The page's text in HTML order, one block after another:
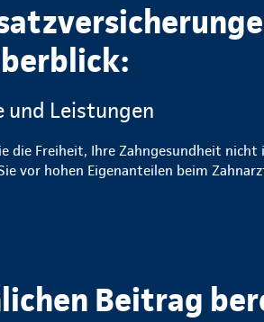
und Leistungen
die Freiheit, Ihre Zahngesundheit nicht
vor hohen Eigenanteilen beim
Beitrag